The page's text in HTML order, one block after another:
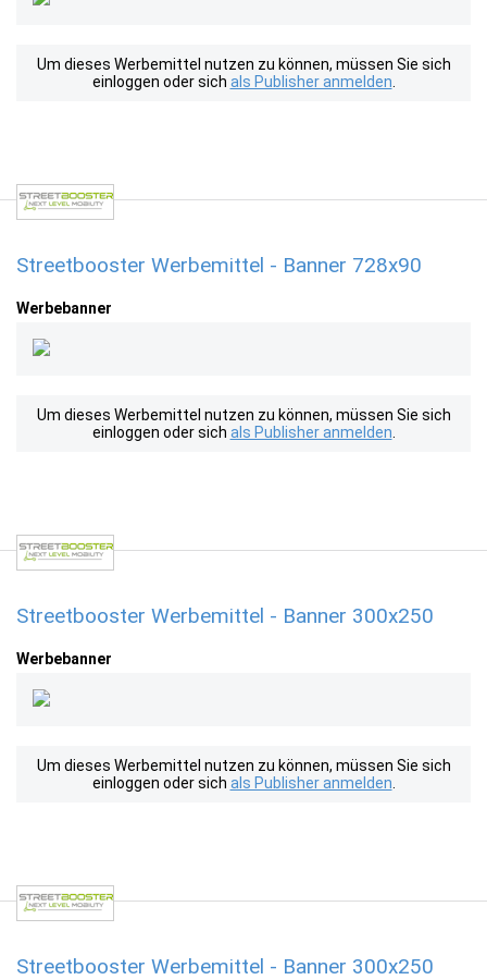
Um dieses Werbemittel nutzen zu können, müssen Sie sich
einloggen oder sich als Publisher anmelden
Streetbooster Werbemittel - Banner 728x90
Werbebanner
Um dieses Werbemittel nutzen zu können, müssen Sie sich
einloggen oder sich als Publisher anmelden
Streetbooster Werbemittel - Banner 300x250
Werbebanner
Um dieses Werbemittel nutzen zu können, müssen Sie sich
einloggen oder sich als Publisher anmelden
Streetbooster Werbemittel - Banner 300x250